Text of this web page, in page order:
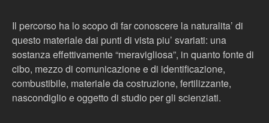
Il percorso ha lo scopo di far conoscere la naturalita’ di
questo materiale dai punti di vista piu’ svariati: una
sostanza effettivamente “meravigliosa”, in quanto fonte di
cibo, mezzo di comunicazione e di identificazione,
combustibile, materiale da costruzione, fertilizzante,
nascondiglio e oggetto di studio per gli scienziati.